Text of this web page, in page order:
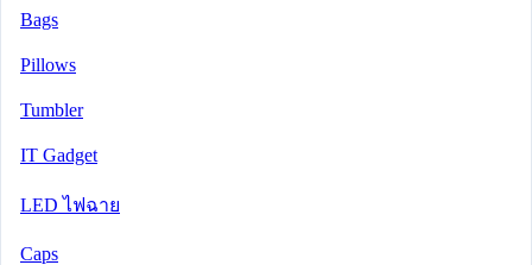
Bags
Pillows
Tumbler
IT Gadget
LED ไฟฉาย
Caps